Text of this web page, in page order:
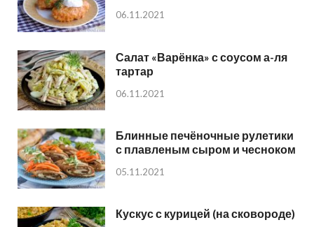
06.11.2021
Салат «Варёнка» с соусом а-ля
тартар
06.11.2021
Блинные печёночные рулетики
с плавленым сыром и чесноком
05.11.2021
Кускус с курицей (на сковороде)